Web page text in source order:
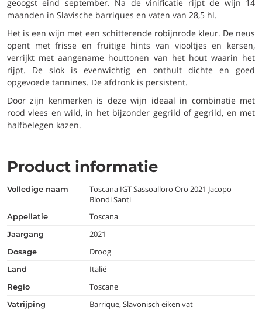
geoogst eind september. Na de vinificatie rijpt de wijn 14
maanden in Slavische barriques en vaten van 28,5 hl.
Het is een wijn met een schitterende robijnrode kleur. De neus
opent met frisse en fruitige hints van viooltjes en kersen,
verrijkt met aangename houttonen van het hout waarin het
rijpt. De slok is evenwichtig en onthult dichte en goed
opgevoede tannines. De afdronk is persistent.
Door zijn kenmerken is deze wijn ideaal in combinatie met
rood vlees en wild, in het bijzonder gegrild of gegrild, en met
halfbelegen kazen.
Product informatie
volledige naam
Toscana IGT Sassoalloro Oro 2021 Jacopo
Biondi Santi
appellatie Toscana
jaargang 2021
dosage Droog
land Italië
regio Toscane
vatrijping Barrique, Slavonisch eiken vat